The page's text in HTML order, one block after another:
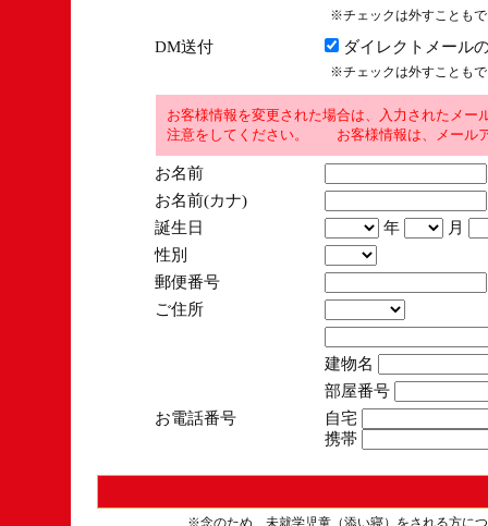
※チェックは外すことも
DM送付 ダイレクトメール
※チェックは外すことも
お客様情報を変更された場合は、入力されたメ
注意をしてください。 お客様情報は、メール
お名前
お名前(カナ)
誕生日
年
月
性別
郵便番号
ご住所
建物名
部屋番号
お電話番号
自宅
携帯
※念のため、未就学児童（添い寝）をされる方に